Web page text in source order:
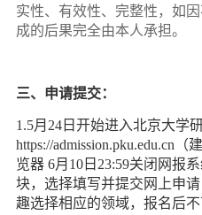
实性、有效性、完整性，如
成的后果完全由本人承担。
三、申请提交：
1.5月24日开始进入北京大学
https://admission.pku.edu.cn （
览器 6月10日23:59关闭网报系
块，选择填写并提交网上申请
趣选择相应的领域，报名后不